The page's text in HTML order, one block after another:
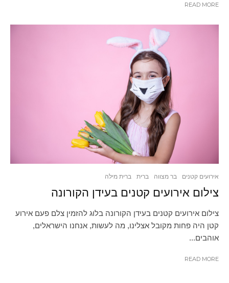
READ MORE
אירועים קטנים בר מצווה ברית ברית מילה
צילום אירועים קטנים בעידן הקורונה
צילום אירועים קטנים בעידן הקורונה בלוג להזמין צלם פעם אירוע
קטן היה פחות מקובל אצלינו, מה לעשות, אנחנו הישראלים,
אוהבים...
READ MORE